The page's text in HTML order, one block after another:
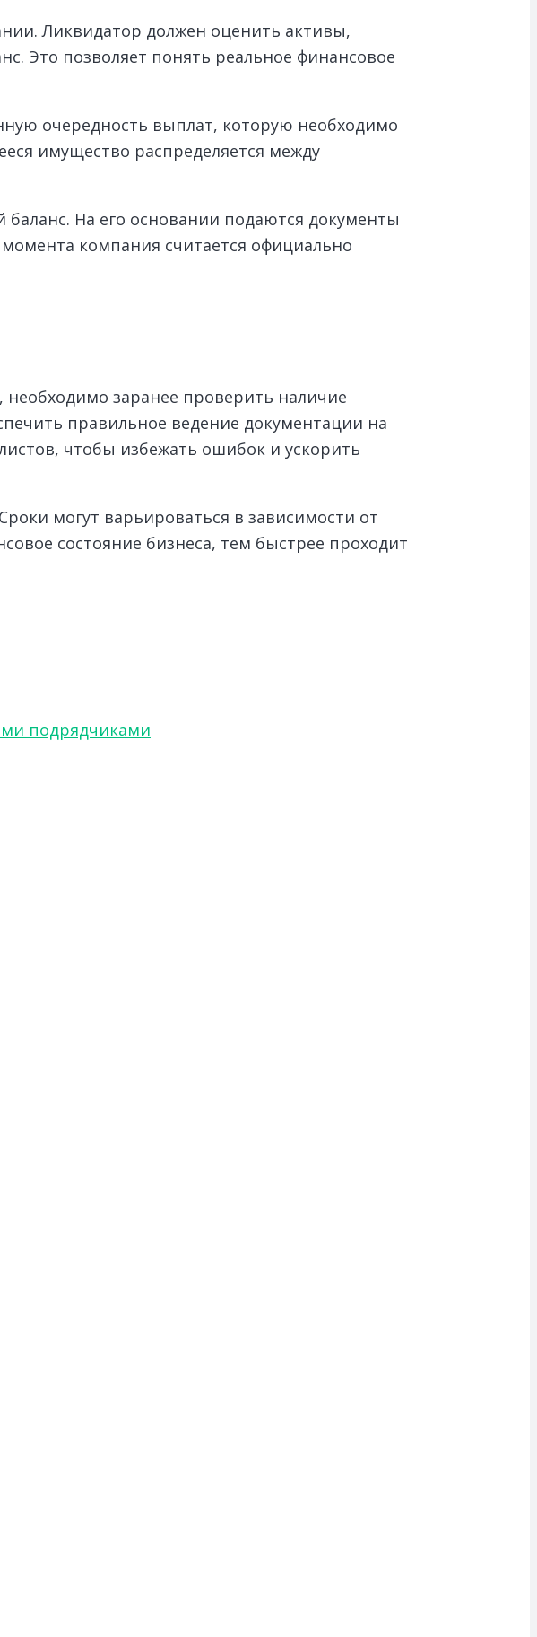
Ликвидатор должен оценить активы,
Это позволяет понять реальное финансовое
очередность выплат, которую необходимо
имущество распределяется между
На его основании подаются документы
компания считается официально
заранее проверить наличие
правильное ведение документации на
чтобы избежать ошибок и ускорить
могут варьироваться в зависимости от
состояние бизнеса, тем быстрее проходит
подрядчиками